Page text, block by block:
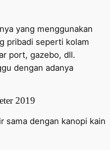
yang menggunakan
pribadi seperti kolam
port, gazebo, dll.
dengan adanya
2019
sama dengan kanopi kain